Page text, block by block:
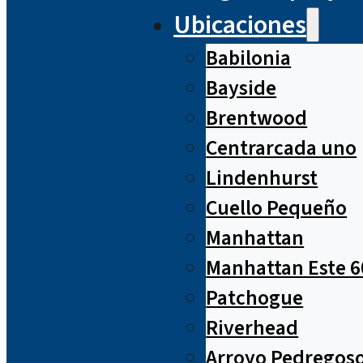
Ubicaciones
Babilonia
Bayside
Brentwood
Centrarcada uno
Lindenhurst
Cuello Pequeño
Manhattan
Manhattan Este
Patchogue
Riverhead